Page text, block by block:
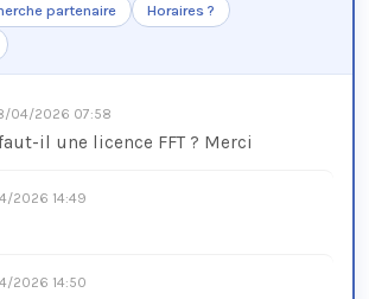
partenaire
Horaires ?
04/2026 07:58
il une licence FFT ? Merci
2026 14:49
2026 14:50